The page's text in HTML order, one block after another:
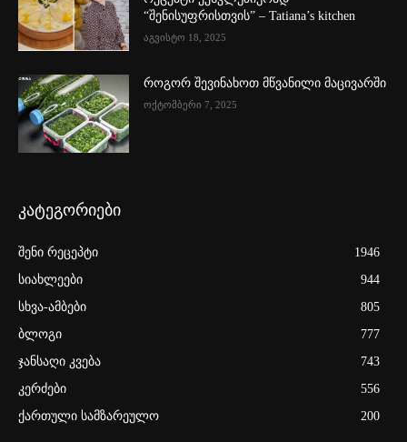
“შენისუფრისთვის” – Tatiana’s kitchen
აგვისტო 18, 2025
როგორ შევინახოთ მწვანილი მაცივარში
ოქტომბერი 7, 2025
კატეგორიები
შენი რეცეპტი
1946
სიახლეები
944
სხვა-ამბები
805
ბლოგი
777
ჯანსაღი კვება
743
კერძები
556
ქართული სამზარეულო
200